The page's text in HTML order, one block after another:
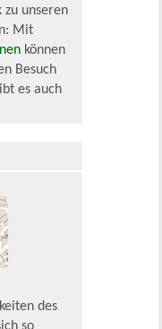
zu unseren
Mit
können
Besuch
es auch
des